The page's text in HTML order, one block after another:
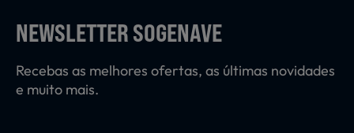
Mercearia
NEWSLETTER SOGENAVE
Recebas as melhores ofertas, as últimas novidades
e muito mais.